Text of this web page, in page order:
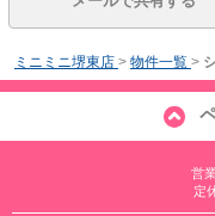
ミニミニ堺東店 > 物件一覧 >
営
定